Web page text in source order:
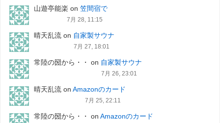
山遊亭能楽 on 笠間宿で
7月 28, 11:15
晴天乱流on 自家製サウナ
7月 27, 18:01
常陸の圀から・・ on 自家製サウナ
7月 26, 23:01
晴天乱流on Amazonのカード
7月 25, 22:11
常陸の圀から・・ on Amazonのカード